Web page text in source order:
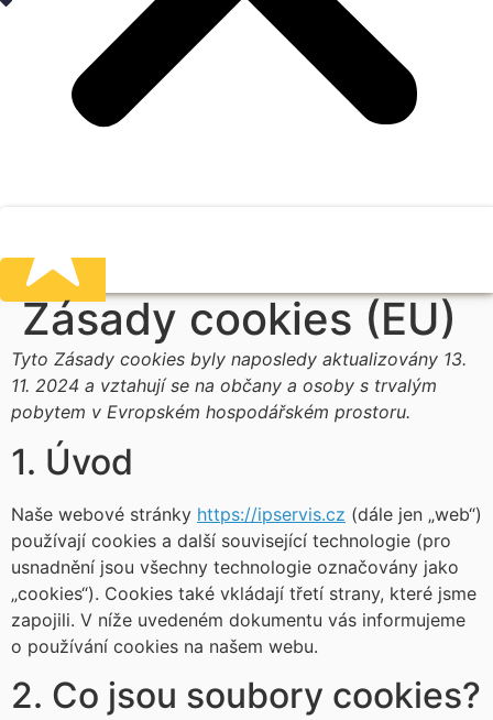
Zásady cookies (EU)
Tyto Zásady cookies byly naposledy aktualizovány 13.
11. 2024 a vztahují se na občany a osoby s trvalým
pobytem v Evropském hospodářském prostoru.
1. Úvod
Naše webové stránky https://ipservis.cz (dále jen „web“)
používají cookies a další související technologie (pro
usnadnění jsou všechny technologie označovány jako
„cookies“). Cookies také vkládají třetí strany, které jsme
zapojili. V níže uvedeném dokumentu vás informujeme
o používání cookies na našem webu.
2. Co jsou soubory cookies?